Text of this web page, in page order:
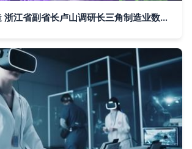
元宇宙赋能智造 浙江省副省长卢山调研长三角制造业数字化能力中心